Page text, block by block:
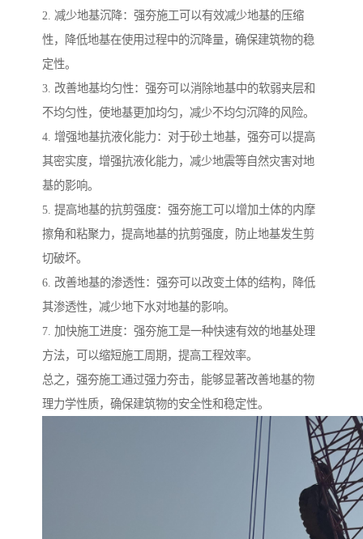
2. 减少地基沉降：强夯施工可以有效减少地基的压缩
性，降低地基在使用过程中的沉降量，确保建筑物的稳
定性。
3. 改善地基均匀性：强夯可以消除地基中的软弱夹层和
不均匀性，使地基更加均匀，减少不均匀沉降的风险。
4. 增强地基抗液化能力：对于砂土地基，强夯可以提高
其密实度，增强抗液化能力，减少地震等自然灾害对地
基的影响。
5. 提高地基的抗剪强度：强夯施工可以增加土体的内摩
擦角和粘聚力，提高地基的抗剪强度，防止地基发生剪
切破坏。
6. 改善地基的渗透性：强夯可以改变土体的结构，降低
其渗透性，减少地下水对地基的影响。
7. 加快施工进度：强夯施工是一种快速有效的地基处理
方法，可以缩短施工周期，提高工程效率。
总之，强夯施工通过强力夯击，能够显著改善地基的物
理力学性质，确保建筑物的安全性和稳定性。